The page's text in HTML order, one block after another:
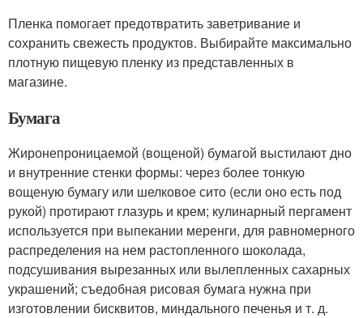
Пленка помогает предотвратить заветривание и
сохранить свежесть продуктов. Выбирайте максимально
плотную пищевую пленку из представленных в
магазине.
Бумага
Жиронепроницаемой (вощеной) бумагой выстилают дно
и внутренние стенки формы: через более тонкую
вощеную бумагу или шелковое сито (если оно есть под
рукой) протирают глазурь и крем; кулинарный пергамент
используется при выпекании меренги, для равномерного
распределения на нем растопленного шоколада,
подсушивания вырезанных или вылепленных сахарных
украшений; съедобная рисовая бумага нужна при
изготовлении бисквитов, миндального печенья и т. д.